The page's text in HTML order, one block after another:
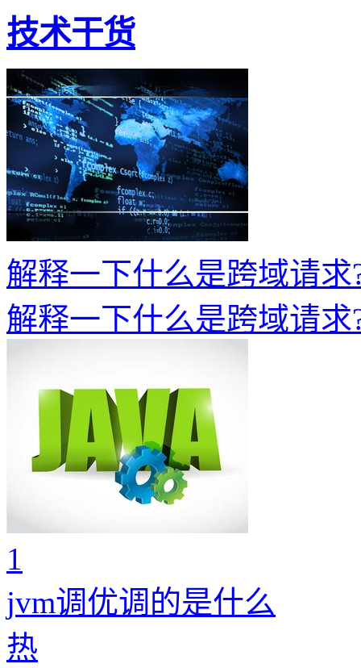
技术干货
解释一下什么是跨域请求
解释一下什么是跨域请求
1
jvm调优调的是什么
热